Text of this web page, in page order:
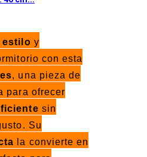
estilo y
con esta
, una pieza de
para ofrecer
sin
Su
la convierte en